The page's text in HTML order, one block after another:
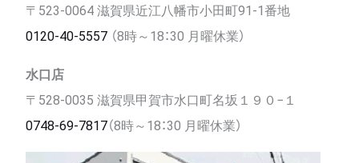
〒523-0064 滋賀県近江八幡市小田町91-1番地
0120-40-5557（8時～18：30 月曜休業）
水口店
〒528-0035 滋賀県甲賀市水口町名坂１９０−１
0748-69-7817（8時～18：30 月曜休業）